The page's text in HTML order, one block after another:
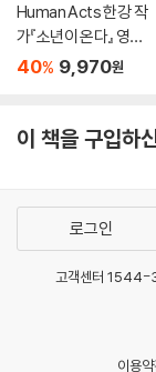
Human Acts 한강 작
가『소년이 온다』 영문
판 (미국판)
40% 9,970원
이 책을 구입하
로그인
고객센터
이용